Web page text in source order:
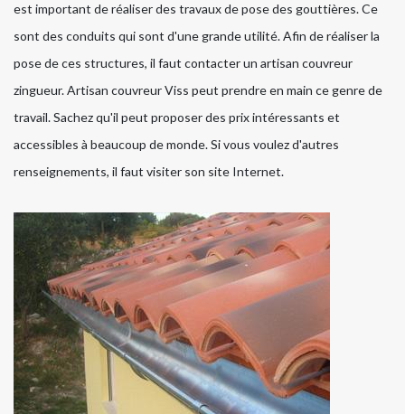
est important de réaliser des travaux de pose des gouttières. Ce
sont des conduits qui sont d'une grande utilité. Afin de réaliser la
pose de ces structures, il faut contacter un artisan couvreur
zingueur. Artisan couvreur Viss peut prendre en main ce genre de
travail. Sachez qu'il peut proposer des prix intéressants et
accessibles à beaucoup de monde. Si vous voulez d'autres
renseignements, il faut visiter son site Internet.